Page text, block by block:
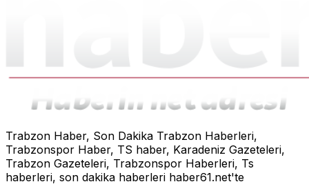
Trabzon Haber, Son Dakika Trabzon Haberleri,
Trabzonspor Haber, TS haber, Karadeniz Gazeteleri,
Trabzon Gazeteleri, Trabzonspor Haberleri, Ts
haberleri, son dakika haberleri haber61.net'te